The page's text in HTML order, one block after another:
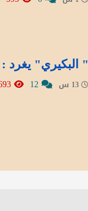
" البكيري" يغرد :